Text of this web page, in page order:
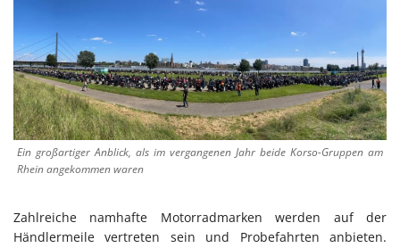
Ein großartiger Anblick, als im vergangenen Jahr beide Korso-Gruppen am
Rhein angekommen waren
Zahlreiche namhafte Motorradmarken werden auf der
Händlermeile vertreten sein und Probefahrten anbieten.